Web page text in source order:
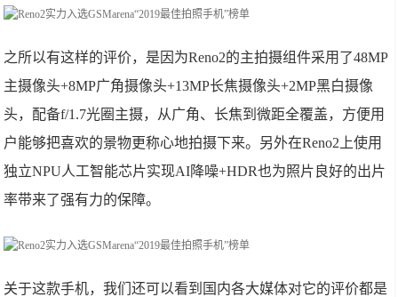
之所以有这样的评价，是因为Reno2的主拍摄组件采用了48MP
主摄像头+8MP广角摄像头+13MP长焦摄像头+2MP黑白摄像
头，配备f/1.7光圈主摄，从广角、长焦到微距全覆盖，方便用
户能够把喜欢的景物更称心地拍摄下来。另外在Reno2上使用
独立NPU人工智能芯片实现AI降噪+HDR也为照片良好的出片
率带来了强有力的保障。
关于这款手机，我们还可以看到国内各大媒体对它的评价都是